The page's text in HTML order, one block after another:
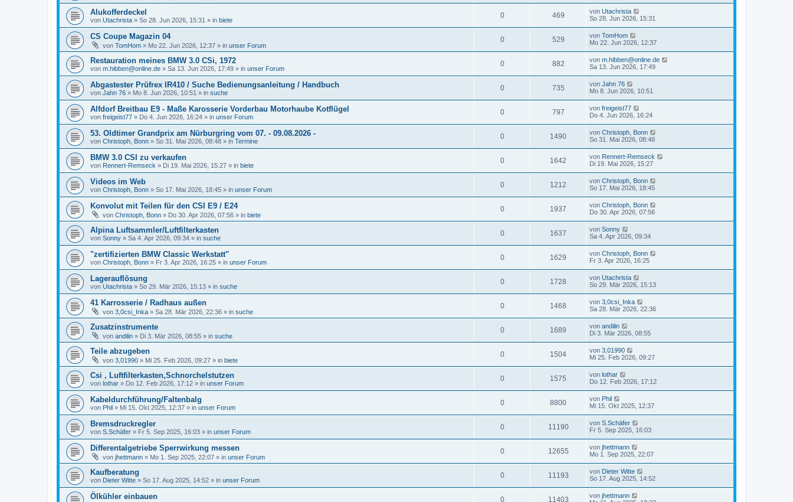
Alukofferdeckel
von Utachrista » So 28. Jun 2026, 15:31 » in biete
0 469 von Utachrista
So 28. Jun 2026, 15:31
CS Coupe Magazin 04
von TomHom » Mo 22. Jun 2026, 12:37 » in unser Forum
0 529 von TomHom
Mo 22. Jun 2026, 12:37
Restauration meines BMW 3.0 CSi, 1972
von m.hibben@online.de » Sa 13. Jun 2026, 17:49 » in unser Forum
0 882 von m.hibben@online.de
Sa 13. Jun 2026, 17:49
Abgastester Prüfrex IR410 / Suche Bedienungsanleitung / Handbuch
von Jahn 76 » Mo 8. Jun 2026, 10:51 » in suche
0 735 von Jahn 76
Mo 8. Jun 2026, 10:51
Alfdorf Breitbau E9 - Maße Karosserie Vorderbau Motorhaube Kotflügel
von freigeist77 » Do 4. Jun 2026, 16:24 » in unser Forum
0 797 von freigeist77
Do 4. Jun 2026, 16:24
53. Oldtimer Grandprix am Nürburgring vom 07. - 09.08.2026 -
von Christoph, Bonn » So 31. Mai 2026, 08:48 » in Termine
0 1490 von Christoph, Bonn
So 31. Mai 2026, 08:48
BMW 3.0 CSI zu verkaufen
von Rennert-Remseck » Di 19. Mai 2026, 15:27 » in biete
0 1642 von Rennert-Remseck
Di 19. Mai 2026, 15:27
Videos im Web
von Christoph, Bonn » So 17. Mai 2026, 18:45 » in unser Forum
0 1212 von Christoph, Bonn
So 17. Mai 2026, 18:45
Konvolut mit Teilen für den CSI E9 / E24
von Christoph, Bonn » Do 30. Apr 2026, 07:56 » in biete
0 1937 von Christoph, Bonn
Do 30. Apr 2026, 07:56
Alpina Luftsammler/Luftfilterkasten
von Sonny » Sa 4. Apr 2026, 09:34 » in suche
0 1637 von Sonny
Sa 4. Apr 2026, 09:34
"zertifizierten BMW Classic Werkstatt"
von Christoph, Bonn » Fr 3. Apr 2026, 16:25 » in unser Forum
0 1629 von Christoph, Bonn
Fr 3. Apr 2026, 16:25
Lagerauflösung
von Utachrista » So 29. Mär 2026, 15:13 » in suche
0 1728 von Utachrista
So 29. Mär 2026, 15:13
41 Karrosserie / Radhaus außen
von 3,0csi_Inka » Sa 28. Mär 2026, 22:36 » in suche
0 1468 von 3,0csi_Inka
Sa 28. Mär 2026, 22:36
Zusatzinstrumente
von andilin » Di 3. Mär 2026, 08:55 » in suche
0 1689 von andilin
Di 3. Mär 2026, 08:55
Teile abzugeben
von 3,01990 » Mi 25. Feb 2026, 09:27 » in biete
0 1504 von 3,01990
Mi 25. Feb 2026, 09:27
Csi , Luftfilterkasten,Schnorchelstutzen
von lothar » Do 12. Feb 2026, 17:12 » in unser Forum
0 1575 von lothar
Do 12. Feb 2026, 17:12
Kabeldurchführung/Faltenbalg
von Phil » Mi 15. Okt 2025, 12:37 » in unser Forum
0 8800 von Phil
Mi 15. Okt 2025, 12:37
Bremsdruckregler
von S.Schäfer » Fr 5. Sep 2025, 16:03 » in unser Forum
0 11190 von S.Schäfer
Fr 5. Sep 2025, 16:03
Differentalgetriebe Sperrwirkung messen
von jhettmann » Mo 1. Sep 2025, 22:07 » in unser Forum
0 12655 von jhettmann
Mo 1. Sep 2025, 22:07
Kaufberatung
von Dieter Witte » So 17. Aug 2025, 14:52 » in unser Forum
0 11193 von Dieter Witte
So 17. Aug 2025, 14:52
Ölkühler einbauen 0 11403 von jhettmann